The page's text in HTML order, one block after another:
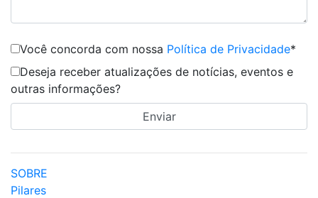
Você concorda com nossa Política de Privacidade*
Deseja receber atualizações de notícias, eventos e
outras informações?
SOBRE
Pilares